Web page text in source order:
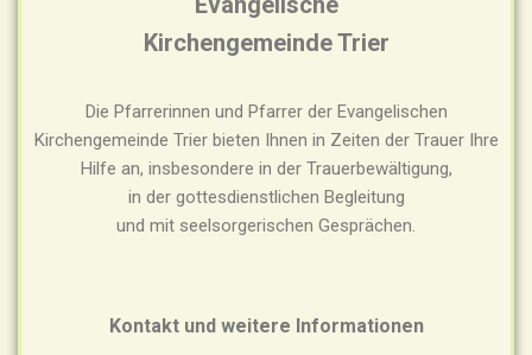
Kirchengemeinde Trier
Die Pfarrerinnen und Pfarrer der Evangelischen
Kirchengemeinde Trier bieten Ihnen in Zeiten der Trauer Ihre
Hilfe an, insbesondere in der Trauerbewältigung,
in der gottesdienstlichen Begleitung
und mit seelsorgerischen Gesprächen.
Kontakt und weitere Informationen